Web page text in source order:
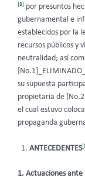
[8] por presuntos
gubernamental e
establecidos por la
recursos públicos y
neutralidad; así
su supuesta
propietaria de
el cual estuvo
propaganda
ANTECEDENTES
1. Actuaciones